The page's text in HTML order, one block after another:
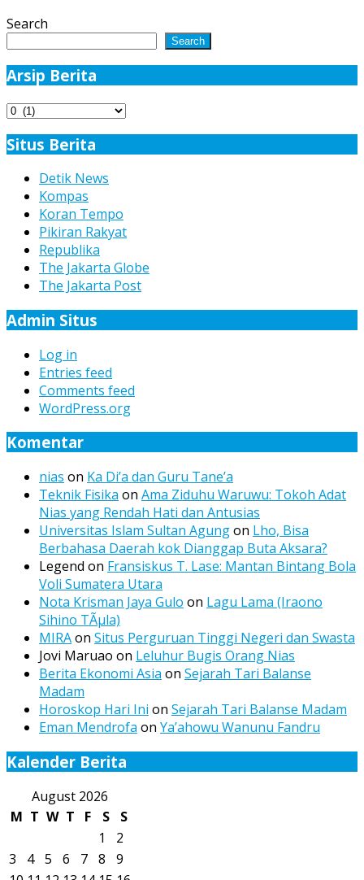
Search
Search
Arsip Berita
Arsip
Situs Berita
Detik News
Kompas
Koran Tempo
Pikiran Rakyat
Republika
The Jakarta Globe
The Jakarta Post
Admin Situs
Log in
Entries feed
Comments feed
WordPress.org
Komentar
nias on Ka Di’a dan Guru Tane’a
Teknik Fisika on Ama Ziduhu Waruwu: Tokoh Adat
Nias yang Rendah Hati dan Antusias
Universitas Islam Sultan Agungon Lho, Bisa
Berbahasa Daerah kok Dianggap Buta Aksara?
Legend on Fransiskus T. Lase: Mantan Bintang Bola
Voli Sumatera Utara
Nota Krisman Jaya Gulo on Lagu Lama (Iraono
Sihino TÃµla)
MIRAon Situs Perguruan Tinggi Negeri dan Swasta
Jovi Maruao on Leluhur Bugis Orang Nias
Berita Ekonomi Asia on Sejarah Tari Balanse
Madam
Horoskop Hari Ini on Sejarah Tari Balanse Madam
Eman Mendrofa on Ya’ahowu Wanunu Fandru
Kalender Berita
August 2026
M T W T F S
S
1
2
3
4 5 6 7 8
9